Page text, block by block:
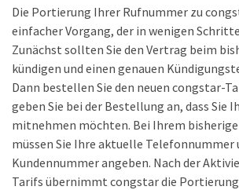
Zoll
Reise-
Essentials-
Ratgeber:
Lokale
oder
internationale
SIM-
Karte
Die Portierung Ihrer Rufnummer zu
einfacher Vorgang, der in wenigen
Zunächst sollten Sie den Vertrag beim
kündigen und einen genauen
Dann bestellen Sie den neuen congstar-
geben Sie bei der Bestellung an, dass Sie
mitnehmen möchten. Bei Ihrem
müssen Sie Ihre aktuelle Telefonnummer
Kundennummer angeben. Nach der
Tarifs übernimmt congstar die